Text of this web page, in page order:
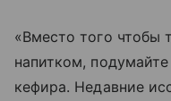
«Вместо того чтобы
напитком,
кефира. Недавние